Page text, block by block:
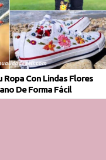
Ropa Con Lindas Flores
De Forma Fácil